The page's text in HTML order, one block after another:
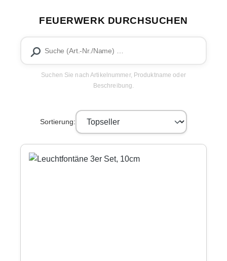
FEUERWERK DURCHSUCHEN
Suchen Sie nach Artikelnummer, Produktname oder
Beschreibung.
Sortierung: